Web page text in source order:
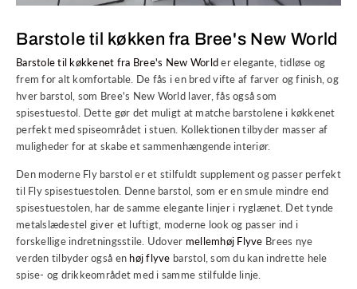
Barstole til køkken fra Bree's New World
Barstole til køkkenet fra Bree's New Worlder elegante, tidløse og
frem for alt komfortable. De fås i en bred vifte af farver og finish, og
hver barstol, som Bree's New World laver, fås også som
spisestuestol. Dette gør det muligt at matche barstolene i køkkenet
perfekt med spiseområdet i stuen. Kollektionen tilbyder masser af
muligheder for at skabe et sammenhængende interiør.
Den moderne Fly barstol er et stilfuldt supplement og passer perfekt
til Fly spisestuestolen. Denne barstol, som er en smule mindre end
spisestuestolen, har de samme elegante linjer i ryglænet. Det tynde
metalslædestel giver et luftigt, moderne look og passer ind i
forskellige indretningsstile. Udover mellemhøj Flyve Brees nye
verden tilbyder også en høj flyve barstol, som du kan indrette hele
spise- og drikkeområdet med i samme stilfulde linje.